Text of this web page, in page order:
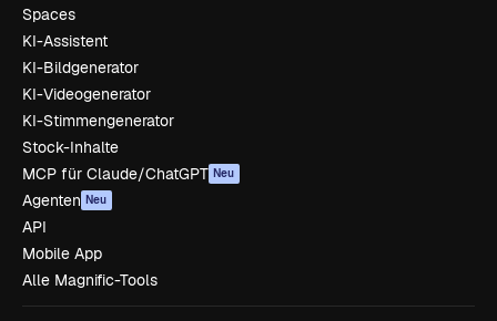
Spaces
KI-Assistent
KI-Bildgenerator
KI-Videogenerator
KI-Stimmengenerator
Stock-Inhalte
MCP für Claude/ChatGPT Neu
Agenten Neu
API
Mobile App
Alle Magnific-Tools